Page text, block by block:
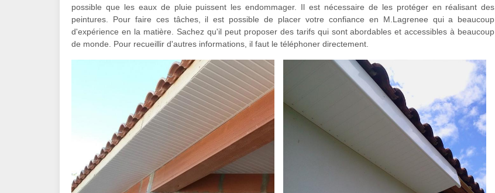
possible que les eaux de pluie puissent les endommager. Il est nécessaire de les protéger en réalisant des
peintures. Pour faire ces tâches, il est possible de placer votre confiance en M.Lagrenee qui a beaucoup
d'expérience en la matière. Sachez qu'il peut proposer des tarifs qui sont abordables et accessibles à beaucoup
de monde. Pour recueillir d'autres informations, il faut le téléphoner directement.